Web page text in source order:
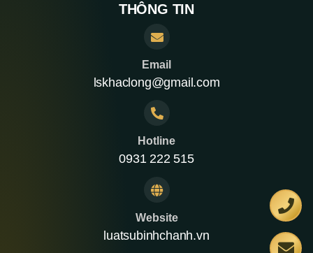
THÔNG TIN
Email
lskhaclong@gmail.com
Hotline
0931 222 515
Website
luatsubinhchanh.vn